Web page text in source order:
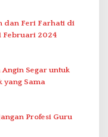
dan Feri Farhati di
Februari 2024
Segar untuk
yang Sama
Profesi Guru